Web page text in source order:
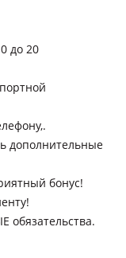
до 20
дополнительные
бонус!
обязательства.